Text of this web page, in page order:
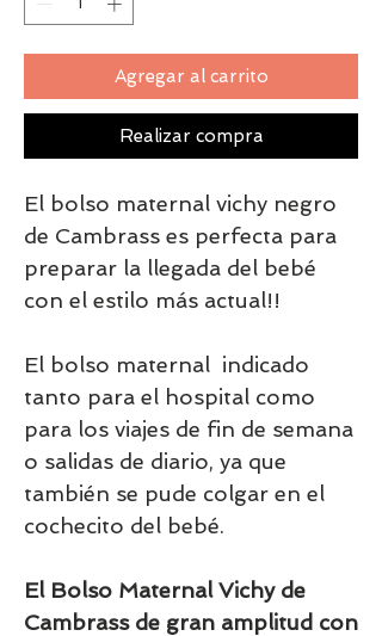
Agregar al carrito
Realizar compra
El bolso maternal vichy negro
de Cambrass es perfecta para
preparar la llegada del bebé
con el estilo más actual!!
El bolso maternal indicado
tanto para el hospital como
para los viajes de fin de semana
o salidas de diario, ya que
también se pude colgar en el
cochecito del bebé.
El Bolso Maternal Vichy de
Cambrass de gran amplitud con